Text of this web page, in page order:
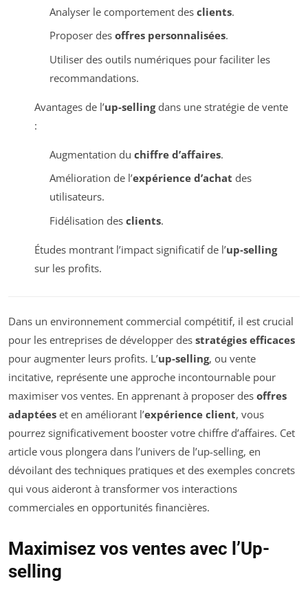
Analyser le comportement des clients.
Proposer des offres personnalisées.
Utiliser des outils numériques pour faciliter les
recommandations.
Avantages de l’up-sellingdans une stratégie de vente
:
Augmentation du chiffre d’affaires.
Amélioration de l’expérience d’achat des
utilisateurs.
Fidélisation des clients.
Études montrant l’impact significatif de l’up-selling
sur les profits.
Dans un environnement commercial compétitif, il est crucial
pour les entreprises de développer des stratégies efficaces
pour augmenter leurs profits. L’up-selling, ou vente
incitative, représente une approche incontournable pour
maximiser vos ventes. En apprenant à proposer des offres
adaptées et en améliorant l’expérience client, vous
pourrez significativement booster votre chiffre d’affaires. Cet
article vous plongera dans l’univers de l’up-selling, en
dévoilant des techniques pratiques et des exemples concrets
qui vous aideront à transformer vos interactions
commerciales en opportunités financières.
Maximisez vos ventes avec l’Up-
selling